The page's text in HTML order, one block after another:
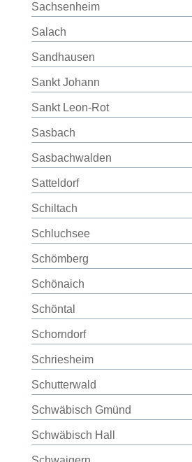
Sachsenheim
Salach
Sandhausen
Sankt Johann
Sankt Leon-Rot
Sasbach
Sasbachwalden
Satteldorf
Schiltach
Schluchsee
Schömberg
Schönaich
Schöntal
Schorndorf
Schriesheim
Schutterwald
Schwäbisch Gmünd
Schwäbisch Hall